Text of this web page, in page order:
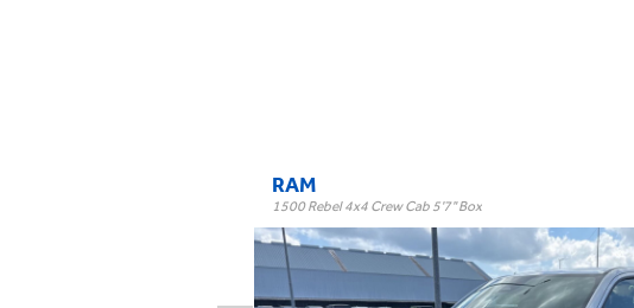
RAM
1500 Rebel 4x4 Crew Cab 5'7" Box